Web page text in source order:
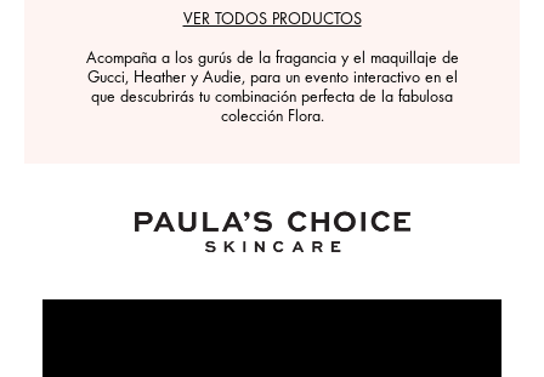
VER TODOS PRODUCTOS
Acompaña a los gurús de la fragancia y el maquillaje de
Gucci, Heather y Audie, para un evento interactivo en el
que descubrirás tu combinación perfecta de la fabulosa
colección Flora.